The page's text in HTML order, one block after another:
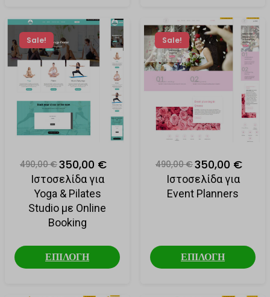
Sale!
490,00 €350,00 €
Ιστοσελίδα για
Yoga & Pilates
Studio με Online
Booking
ΕΠΙΛΟΓΗ
Sale!
490,00 €350,00 €
Ιστοσελίδα για
Event Planners
ΕΠΙΛΟΓΗ